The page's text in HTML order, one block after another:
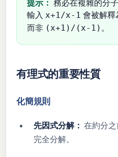
提示： 務必在複雜的分
輸入x+1/x-1 會被解
而非 (x+1)/(x-1) 。
有理式的重要性質
化簡規則
先因式分解： 在約分
完全分解。